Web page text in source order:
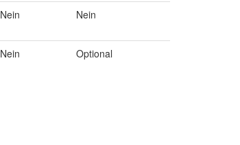
Nein Nein
Nein Optional